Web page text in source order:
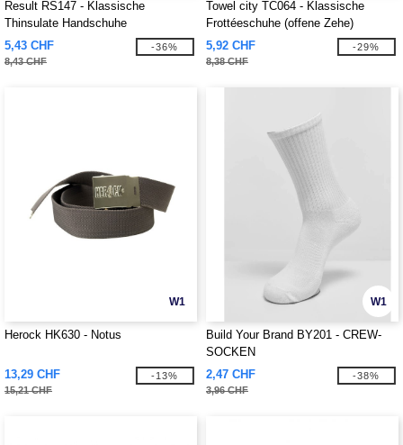
Result RS147 - Klassische
Thinsulate Handschuhe
5,43 CHF
8,43 CHF
-36%
Towel city TC064 - Klassische
Frottéeschuhe (offene Zehe)
5,92 CHF
8,38 CHF
-29%
W1
Herock HK630 - Notus
13,29 CHF
15,21 CHF
-13%
W1
Build Your Brand BY201 - CREW-
SOCKEN
2,47 CHF
3,96 CHF
-38%